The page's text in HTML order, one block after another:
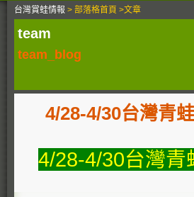
台灣賞蛙情報 > 部落格首頁 >文章
team
team_blog
4/28-4/30台灣青
4/28-4/30台灣青